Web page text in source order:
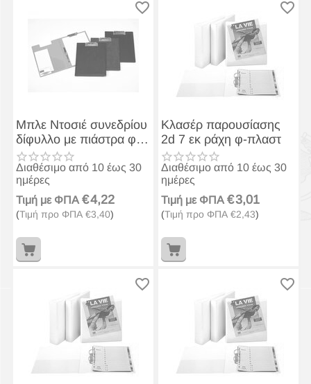
Μπλε Ντοσιέ συνεδρίου
δίφυλλο με πιάστρα φ-
πλαστ
Διαθέσιμο από 10 έως 30
ημέρες
Τιμή με ΦΠΑ €4,22
(Τιμή προ ΦΠΑ €3,40)
Κλασέρ παρουσίασης
2d 7 εκ ράχη φ-πλαστ
Διαθέσιμο από 10 έως 30
ημέρες
Τιμή με ΦΠΑ €3,01
(Τιμή προ ΦΠΑ €2,43)